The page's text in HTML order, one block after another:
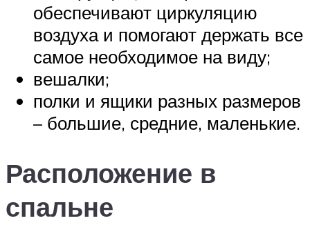
обеспечивают циркуляцию
воздуха и помогают держать все
самое необходимое на виду;
вешалки;
полки и ящики разных размеров
– большие, средние, маленькие.
Расположение в
спальне